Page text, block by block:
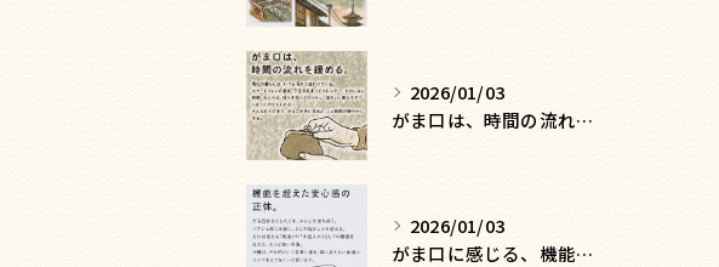
2026/01/03
がま口は、時間の流れを緩める
2026/01/03
がま口に感じる、機能を超えた安心感の正体